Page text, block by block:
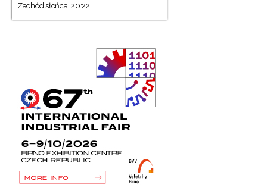
Zachód słońca: 20:22